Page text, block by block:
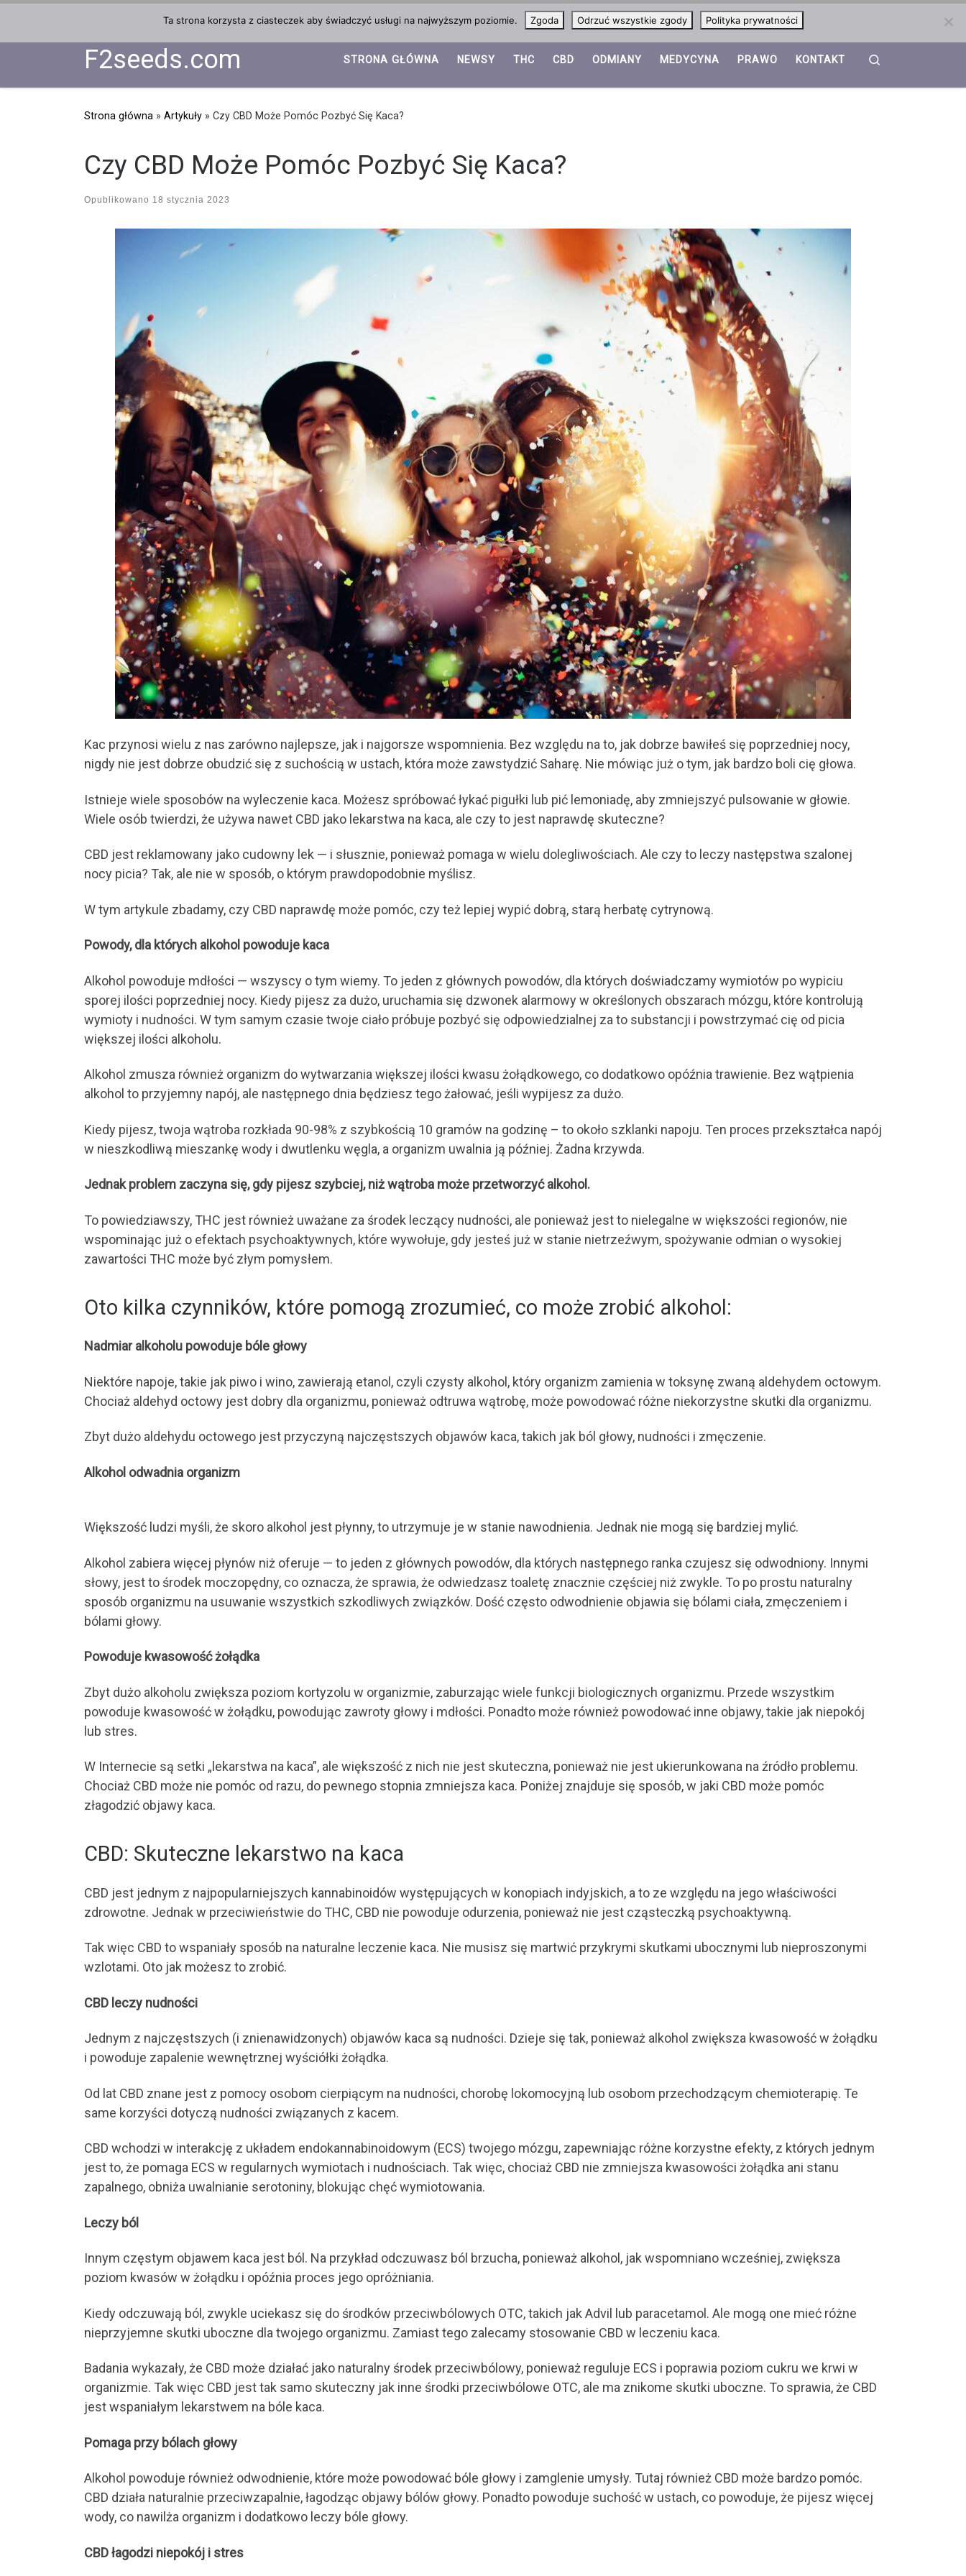
F2seeds.com STRONA GŁÓWNA NEWSY THC CBD ODMIANY MEDYCYNA PRAWO KONTAKT
Strona główna » Artykuły » Czy CBD Może Pomóc Pozbyć Się Kaca?
Czy CBD Może Pomóc Pozbyć Się Kaca?
Opublikowano 18 stycznia 2023
Kac przynosi wielu z nas zarówno najlepsze, jak i najgorsze wspomnienia. Bez względu na to, jak dobrze bawiłeś się poprzedniej nocy,
nigdy nie jest dobrze obudzić się z suchością w ustach, która może zawstydzić Saharę. Nie mówiąc już o tym, jak bardzo boli cię głowa.
Istnieje wiele sposobów na wyleczenie kaca. Możesz spróbować łykać pigułki lub pić lemoniadę, aby zmniejszyć pulsowanie w głowie.
Wiele osób twierdzi, że używa nawet CBD jako lekarstwa na kaca, ale czy to jest naprawdę skuteczne?
CBD jest reklamowany jako cudowny lek — i słusznie, ponieważ pomaga w wielu dolegliwościach. Ale czy to leczy następstwa szalonej
nocy picia? Tak, ale nie w sposób, o którym prawdopodobnie myślisz.
W tym artykule zbadamy, czy CBD naprawdę może pomóc, czy też lepiej wypić dobrą, starą herbatę cytrynową.
Powody, dla których alkohol powoduje kaca
Alkohol powoduje mdłości — wszyscy o tym wiemy. To jeden z głównych powodów, dla których doświadczamy wymiotów po wypiciu
sporej ilości poprzedniej nocy. Kiedy pijesz za dużo, uruchamia się dzwonek alarmowy w określonych obszarach mózgu, które kontrolują
wymioty i nudności. W tym samym czasie twoje ciało próbuje pozbyć się odpowiedzialnej za to substancji i powstrzymać cię od picia
większej ilości alkoholu.
Alkohol zmusza również organizm do wytwarzania większej ilości kwasu żołądkowego, co dodatkowo opóźnia trawienie. Bez wątpienia
alkohol to przyjemny napój, ale następnego dnia będziesz tego żałować, jeśli wypijesz za dużo.
Kiedy pijesz, twoja wątroba rozkłada 90-98% z szybkością 10 gramów na godzinę – to około szklanki napoju. Ten proces przekształca napój
w nieszkodliwą mieszankę wody i dwutlenku węgla, a organizm uwalnia ją później. Żadna krzywda.
Jednak problem zaczyna się, gdy pijesz szybciej, niż wątroba może przetworzyć alkohol.
To powiedziawszy, THC jest również uważane za środek leczący nudności, ale ponieważ jest to nielegalne w większości regionów, nie
wspominając już o efektach psychoaktywnych, które wywołuje, gdy jesteś już w stanie nietrzeźwym, spożywanie odmian o wysokiej
zawartości THC może być złym pomysłem.
Oto kilka czynników, które pomogą zrozumieć, co może zrobić alkohol:
Nadmiar alkoholu powoduje bóle głowy
Niektóre napoje, takie jak piwo i wino, zawierają etanol, czyli czysty alkohol, który organizm zamienia w toksynę zwaną aldehydem octowym.
Chociaż aldehyd octowy jest dobry dla organizmu, ponieważ odtruwa wątrobę, może powodować różne niekorzystne skutki dla organizmu.
Zbyt dużo aldehydu octowego jest przyczyną najczęstszych objawów kaca, takich jak ból głowy, nudności i zmęczenie.
Alkohol odwadnia organizm
Większość ludzi myśli, że skoro alkohol jest płynny, to utrzymuje je w stanie nawodnienia. Jednak nie mogą się bardziej mylić.
Alkohol zabiera więcej płynów niż oferuje — to jeden z głównych powodów, dla których następnego ranka czujesz się odwodniony. Innymi
słowy, jest to środek moczopędny, co oznacza, że sprawia, że odwiedzasz toaletę znacznie częściej niż zwykle. To po prostu naturalny
sposób organizmu na usuwanie wszystkich szkodliwych związków. Dość często odwodnienie objawia się bólami ciała, zmęczeniem i
bólami głowy.
Powoduje kwasowość żołądka
Zbyt dużo alkoholu zwiększa poziom kortyzolu w organizmie, zaburzając wiele funkcji biologicznych organizmu. Przede wszystkim
powoduje kwasowość w żołądku, powodując zawroty głowy i mdłości. Ponadto może również powodować inne objawy, takie jak niepokój
lub stres.
W Internecie są setki „lekarstwa na kaca”, ale większość z nich nie jest skuteczna, ponieważ nie jest ukierunkowana na źródło problemu.
Chociaż CBD może nie pomóc od razu, do pewnego stopnia zmniejsza kaca. Poniżej znajduje się sposób, w jaki CBD może pomóc
złagodzić objawy kaca.
CBD: Skuteczne lekarstwo na kaca
CBD jest jednym z najpopularniejszych kannabinoidów występujących w konopiach indyjskich, a to ze względu na jego właściwości
zdrowotne. Jednak w przeciwieństwie do THC, CBD nie powoduje odurzenia, ponieważ nie jest cząsteczką psychoaktywną.
Tak więc CBD to wspaniały sposób na naturalne leczenie kaca. Nie musisz się martwić przykrymi skutkami ubocznymi lub nieproszonymi
wzlotami. Oto jak możesz to zrobić.
CBD leczy nudności
Jednym z najczęstszych (i znienawidzonych) objawów kaca są nudności. Dzieje się tak, ponieważ alkohol zwiększa kwasowość w żołądku
i powoduje zapalenie wewnętrznej wyściółki żołądka.
Od lat CBD znane jest z pomocy osobom cierpiącym na nudności, chorobę lokomocyjną lub osobom przechodzącym chemioterapię. Te
same korzyści dotyczą nudności związanych z kacem.
CBD wchodzi w interakcję z układem endokannabinoidowym (ECS) twojego mózgu, zapewniając różne korzystne efekty, z których jednym
jest to, że pomaga ECS w regularnych wymiotach i nudnościach. Tak więc, chociaż CBD nie zmniejsza kwasowości żołądka ani stanu
zapalnego, obniża uwalnianie serotoniny, blokując chęć wymiotowania.
Leczy ból
Innym częstym objawem kaca jest ból. Na przykład odczuwasz ból brzucha, ponieważ alkohol, jak wspomniano wcześniej, zwiększa
poziom kwasów w żołądku i opóźnia proces jego opróżniania.
Kiedy odczuwają ból, zwykle uciekasz się do środków przeciwbólowych OTC, takich jak Advil lub paracetamol. Ale mogą one mieć różne
nieprzyjemne skutki uboczne dla twojego organizmu. Zamiast tego zalecamy stosowanie CBD w leczeniu kaca.
Badania wykazały, że CBD może działać jako naturalny środek przeciwbólowy, ponieważ reguluje ECS i poprawia poziom cukru we krwi w
organizmie. Tak więc CBD jest tak samo skuteczny jak inne środki przeciwbólowe OTC, ale ma znikome skutki uboczne. To sprawia, że CBD
jest wspaniałym lekarstwem na bóle kaca.
Pomaga przy bólach głowy
Alkohol powoduje również odwodnienie, które może powodować bóle głowy i zamglenie umysły. Tutaj również CBD może bardzo pomóc.
CBD działa naturalnie przeciwzapalnie, łagodząc objawy bólów głowy. Ponadto powoduje suchość w ustach, co powoduje, że pijesz więcej
wody, co nawilża organizm i dodatkowo leczy bóle głowy.
CBD łagodzi niepokój i stres
Ta strona korzysta z ciasteczek aby świadczyć usługi na najwyższym poziomie. Zgoda Odrzuć wszystkie zgody Polityka prywatności